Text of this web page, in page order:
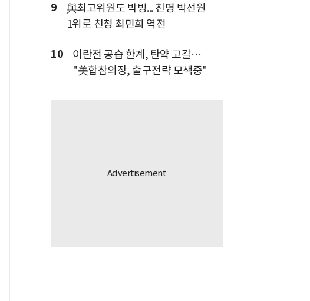
9
與최고위원도 박빙... 친명 박선원
1위로 친청 최민희 역전
10
이란전 공습 한계, 탄약 고갈…
"美합참의장, 출구전략 모색중"